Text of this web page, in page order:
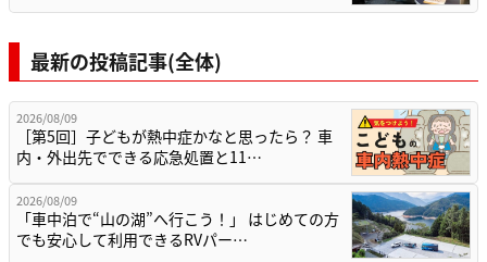
最新の投稿記事(全体)
2026/08/09
［第5回］子どもが熱中症かなと思ったら？ 車
内・外出先でできる応急処置と11…
2026/08/09
「車中泊で“山の湖”へ行こう！」 はじめての方
でも安心して利用できるRVパー…